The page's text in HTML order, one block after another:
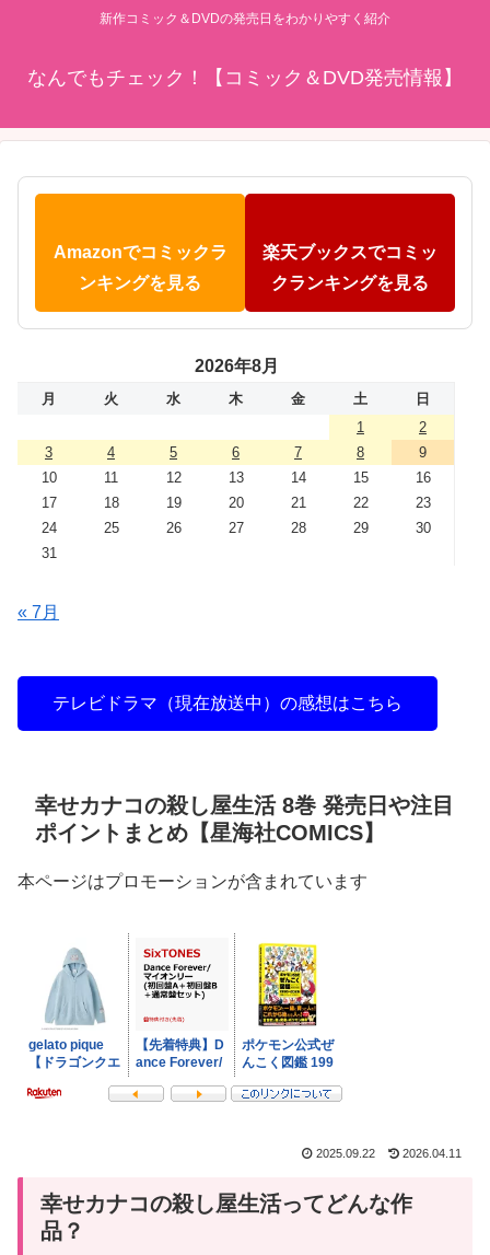
新作コミック＆DVDの発売日をわかりやすく紹介
なんでもチェック！【コミック＆DVD発売情報】
Amazonでコミックラ
ンキングを見る
楽天ブックスでコミッ
クランキングを見る
2026年8月
月 火 水 木 金 土
日
1
2
3
4 5 6 7 8
9
10
11 12 13 14 15
16
17
18 19 20 21 22
23
24
25 26 27 28 29
30
31
« 7月
テレビドラマ（現在放送中）の感想はこちら
幸せカナコの殺し屋生活 8巻 発売日や注目
ポイントまとめ【星海社COMICS】
本ページはプロモーションが含まれています
2025.09.22 2026.04.11
幸せカナコの殺し屋生活ってどんな作
品？